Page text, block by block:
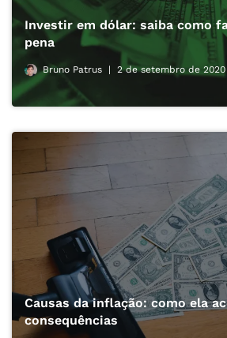
Investir em dólar: saiba como
pena
Bruno Patrus 2 de setembro de 2020
Causas da inflação: como ela
consequências